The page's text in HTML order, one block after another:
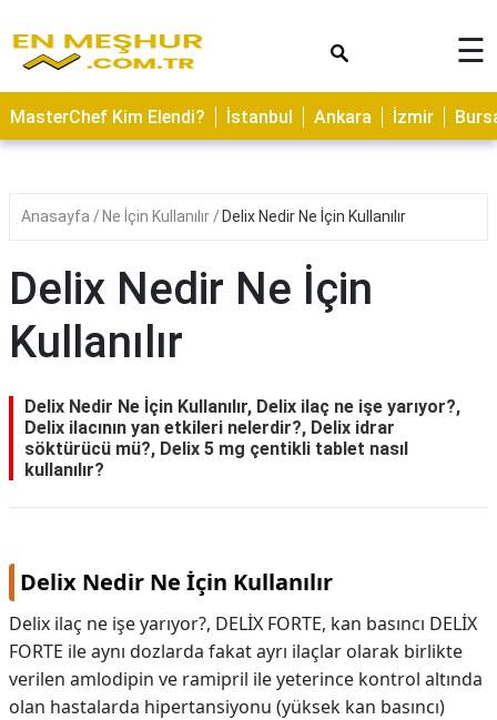
ASTROLOJİ
SAĞLIK
YERLER
BAKIMI
KAMP
ALANLARI
İLETİŞİM
☰
MasterChef Kim Elendi? İstanbul Ankara İzmir
Anasayfa Ne İçin Kullanılır Delix Nedir Ne İçin Kullanılır
Delix Nedir Ne İçin
Kullanılır
Delix Nedir Ne İçin Kullanılır, Delix ilaç ne işe yarıyor?,
Delix ilacının yan etkileri nelerdir?, Delix idrar
söktürücü mü?, Delix 5 mg çentikli tablet nasıl
kullanılır?
Delix Nedir Ne İçin Kullanılır
Delix ilaç ne işe yarıyor?, DELİX FORTE, kan basıncı DELİX
FORTE ile aynı dozlarda fakat ayrı ilaçlar olarak birlikte
verilen amlodipin ve ramipril ile yeterince kontrol altında
olan hastalarda hipertansiyonu (yüksek kan basıncı)